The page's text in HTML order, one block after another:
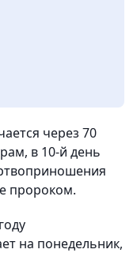
через 70
в 10-й день
пророком.
на понедельник,